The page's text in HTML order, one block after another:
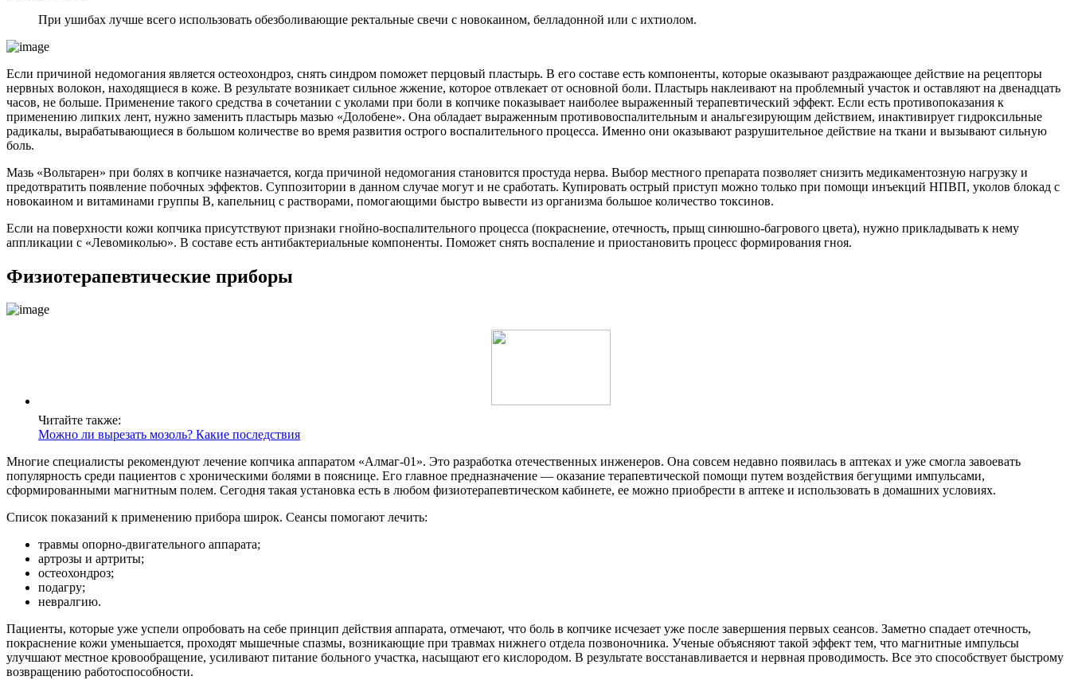
При ушибах лучше всего использовать обезболивающие ректальные свечи с новокаином, белладонной или с ихтиолом.
Если причиной недомогания является остеохондроз, снять синдром поможет перцовый пластырь. В его составе есть компоненты, которые оказывают раздражающее действие на рецепторы
нервных волокон, находящиеся в коже. В результате возникает сильное жжение, которое отвлекает от основной боли. Пластырь наклеивают на проблемный участок и оставляют на двенадцать
часов, не больше. Применение такого средства в сочетании с уколами при боли в копчике показывает наиболее выраженный терапевтический эффект. Если есть противопоказания к
применению липких лент, нужно заменить пластырь мазью «Долобене». Она обладает выраженным противовоспалительным и анальгезирующим действием, инактивирует гидроксильные
радикалы, вырабатывающиеся в большом количестве во время развития острого воспалительного процесса. Именно они оказывают разрушительное действие на ткани и вызывают сильную
боль.
Мазь «Вольтарен» при болях в копчике назначается, когда причиной недомогания становится простуда нерва. Выбор местного препарата позволяет снизить медикаментозную нагрузку и
предотвратить появление побочных эффектов. Суппозитории в данном случае могут и не сработать. Купировать острый приступ можно только при помощи инъекций НПВП, уколов блокад с
новокаином и витаминами группы В, капельниц с растворами, помогающими быстро вывести из организма большое количество токсинов.
Если на поверхности кожи копчика присутствуют признаки гнойно-воспалительного процесса (покраснение, отечность, прыщ синюшно-багрового цвета), нужно прикладывать к нему
аппликации с «Левомиколью». В составе есть антибактериальные компоненты. Поможет снять воспаление и приостановить процесс формирования гноя.
Физиотерапевтические приборы
Читайте также:
Можно ли вырезать мозоль? Какие последствия
Многие специалисты рекомендуют лечение копчика аппаратом «Алмаг-01». Это разработка отечественных инженеров. Она совсем недавно появилась в аптеках и уже смогла завоевать
популярность среди пациентов с хроническими болями в пояснице. Его главное предназначение — оказание терапевтической помощи путем воздействия бегущими импульсами,
сформированными магнитным полем. Сегодня такая установка есть в любом физиотерапевтическом кабинете, ее можно приобрести в аптеке и использовать в домашних условиях.
Список показаний к применению прибора широк. Сеансы помогают лечить:
травмы опорно-двигательного аппарата;
артрозы и артриты;
остеохондроз;
подагру;
невралгию.
Пациенты, которые уже успели опробовать на себе принцип действия аппарата, отмечают, что боль в копчике исчезает уже после завершения первых сеансов. Заметно спадает отечность,
покраснение кожи уменьшается, проходят мышечные спазмы, возникающие при травмах нижнего отдела позвоночника. Ученые объясняют такой эффект тем, что магнитные импульсы
улучшают местное кровообращение, усиливают питание больного участка, насыщают его кислородом. В результате восстанавливается и нервная проводимость. Все это способствует быстрому
возвращению работоспособности.